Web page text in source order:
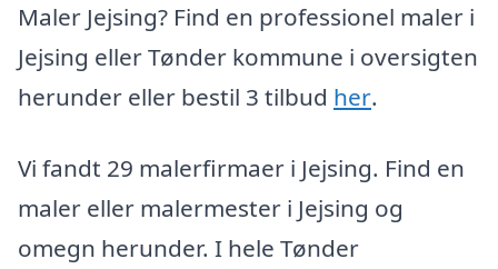
Maler Jejsing? Find en professionel maler i
Jejsing eller Tønder kommune i oversigten
herunder eller bestil 3 tilbud her.
Vi fandt 29 malerfirmaer i Jejsing. Find en
maler eller malermester i Jejsing og
omegn herunder. I hele Tønder